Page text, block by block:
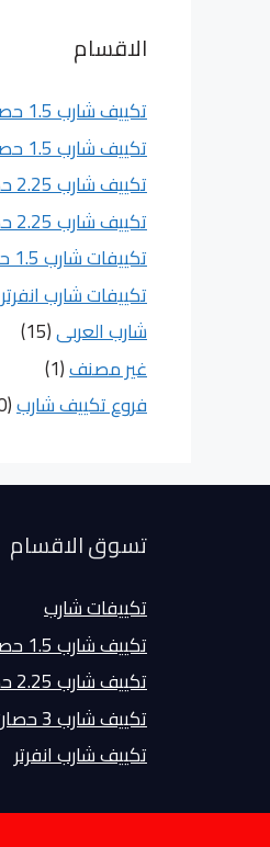
الاقسام
تكييف شارب 1.5 حصان بارد
تكييف شارب 1.5 حصان بارد ساخن
تكييف شارب 2.25 حصان بارد
تكييف شارب 2.25 حصان بارد ساخن
تكييفات شارب 1.5 حصان
تكييفات شارب انفرتر
شارب العربى(15)
غير مصنف(1)
فروع تكييف شارب(10)
تسوق الاقسام
تكييفات شارب
تكييف شارب 1.5 حصان
تكييف شارب 2.25 حصان
تكييف شارب 3 حصان
تكييف شارب انفرتر